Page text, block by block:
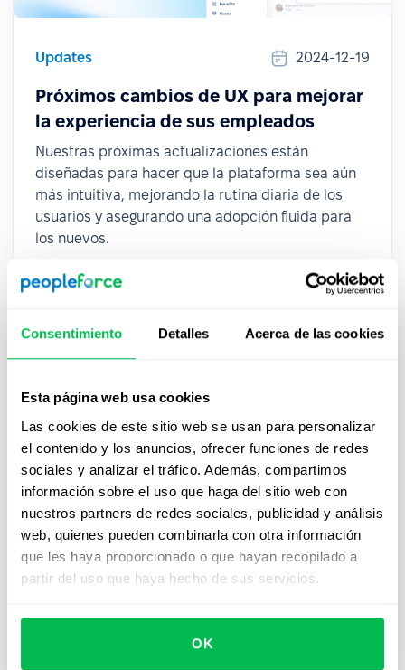
Consentimiento Detalles Acerca de las cookies
Esta página web usa cookies
Las cookies de este sitio web se usan para personalizar
el contenido y los anuncios, ofrecer funciones de redes
sociales y analizar el tráfico. Además, compartimos
información sobre el uso que haga del sitio web con
nuestros partners de redes sociales, publicidad y análisis
web, quienes pueden combinarla con otra información
que les haya proporcionado o que hayan recopilado a
partir del uso que haya hecho de sus servicios.
OK
Updates 2024-12-19
Próximos cambios de UX para mejorar
la experiencia de sus empleados
Nuestras próximas actualizaciones están
diseñadas para hacer que la plataforma sea aún
más intuitiva, mejorando la rutina diaria de los
usuarios y asegurando una adopción fluida para
los nuevos.
Updates 2024-12-02
Consigue una gestión más rápida y